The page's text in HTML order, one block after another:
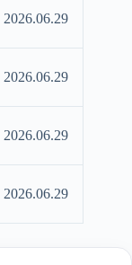
2026.06.29
2026.06.29
2026.06.29
2026.06.29